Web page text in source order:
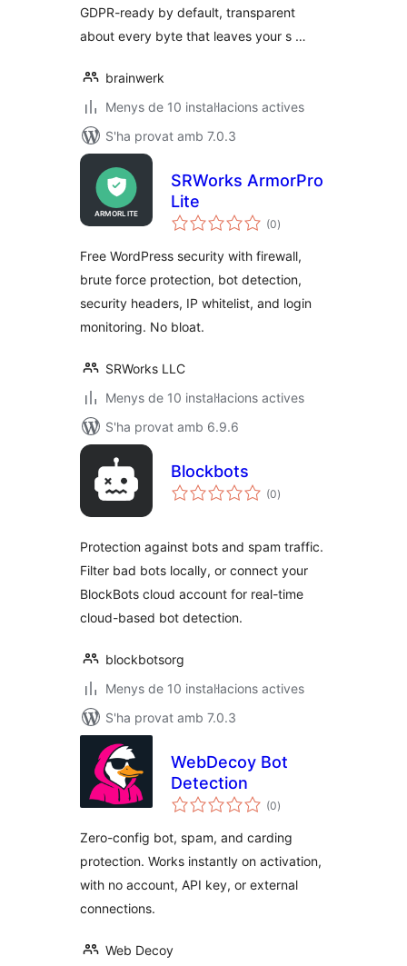
GDPR-ready by default, transparent
about every byte that leaves your s …
brainwerk
Menys de 10 instal·lacions actives
S'ha provat amb 7.0.3
SRWorks ArmorPro
Lite
(0puntuacions
totals
)
Free WordPress security with firewall,
brute force protection, bot detection,
security headers, IP whitelist, and login
monitoring. No bloat.
SRWorks LLC
Menys de 10 instal·lacions actives
S'ha provat amb 6.9.6
Blockbots
(0puntuacions
totals
)
Protection against bots and spam traffic.
Filter bad bots locally, or connect your
BlockBots cloud account for real-time
cloud-based bot detection.
blockbotsorg
Menys de 10 instal·lacions actives
S'ha provat amb 7.0.3
WebDecoy Bot
Detection
(0puntuacions
totals
)
Zero-config bot, spam, and carding
protection. Works instantly on activation,
with no account, API key, or external
connections.
Web Decoy